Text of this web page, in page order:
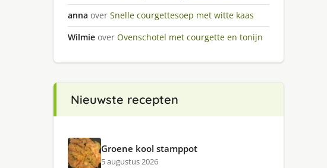
anna over Snelle courgettesoep met witte kaas
Wilmie over Ovenschotel met courgette en tonijn
Nieuwste recepten
Groene kool stamppot
5 augustus 2026